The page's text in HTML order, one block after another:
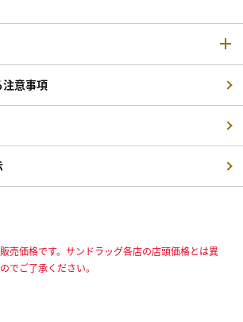
意事項
売価格です。サンドラッグ各店の店頭価格とは異
でご了承ください。